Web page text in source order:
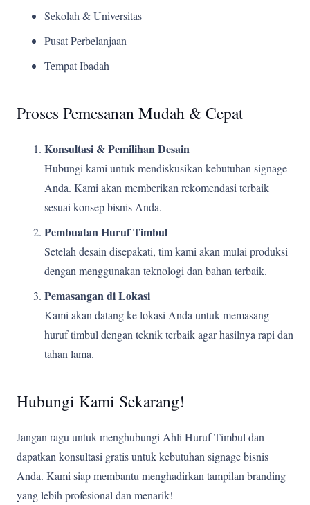
Sekolah & Universitas
Pusat Perbelanjaan
Tempat Ibadah
Proses Pemesanan Mudah & Cepat
Konsultasi & Pemilihan Desain
Hubungi kami untuk mendiskusikan kebutuhan signage
Anda. Kami akan memberikan rekomendasi terbaik
sesuai konsep bisnis Anda.
Pembuatan Huruf Timbul
Setelah desain disepakati, tim kami akan mulai produksi
dengan menggunakan teknologi dan bahan terbaik.
Pemasangan di Lokasi
Kami akan datang ke lokasi Anda untuk memasang
huruf timbul dengan teknik terbaik agar hasilnya rapi dan
tahan lama.
Hubungi Kami Sekarang!
Jangan ragu untuk menghubungi Ahli Huruf Timbul dan
dapatkan konsultasi gratis untuk kebutuhan signage bisnis
Anda. Kami siap membantu menghadirkan tampilan branding
yang lebih profesional dan menarik!